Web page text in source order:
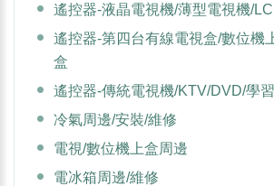
遙控器-液晶電視機/薄型電視機/
遙控器-第四台有線電視盒/數位機
盒
遙控器-傳統電視機/KTV/DVD/學
冷氣周邊/安裝/維修
電視/數位機上盒周邊
電冰箱周邊/維修